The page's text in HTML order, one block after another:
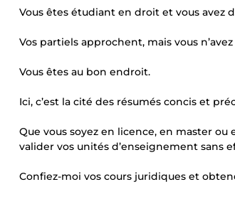
Vous êtes étudiant en droit et vous avez
Vos partiels approchent, mais vous
Vous êtes au bon endroit.
Ici, c’est la cité des résumés concis et
Que vous soyez en licence, en master
valider vos unités d’enseignement sans
Confiez-moi vos cours juridiques et